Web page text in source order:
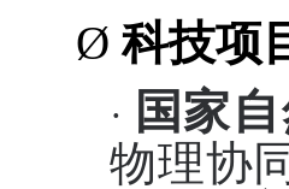
Ø科技项
· 国家
物理协